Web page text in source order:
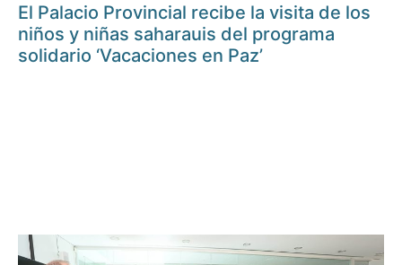
El Palacio Provincial recibe la visita de los
niños y niñas saharauis del programa
solidario ‘Vacaciones en Paz’